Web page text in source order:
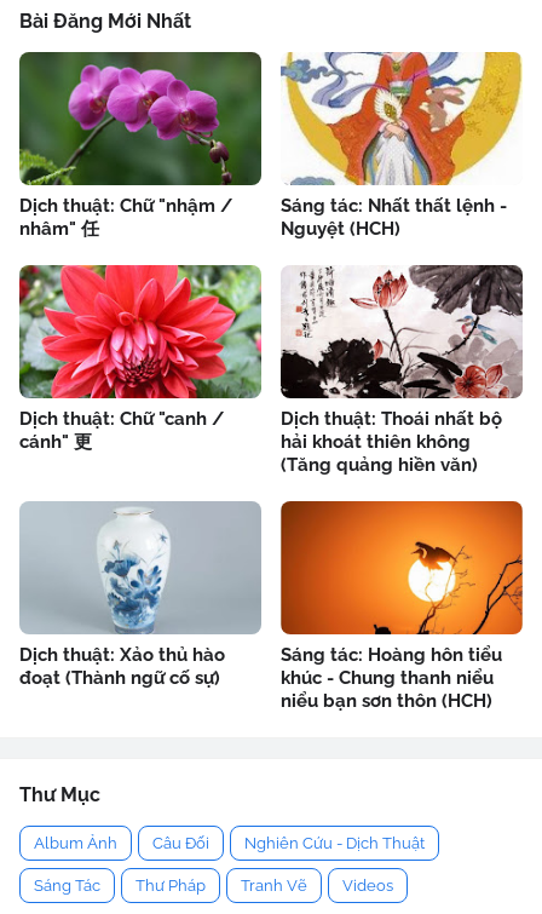
Bài Đăng Mới Nhất
Dịch thuật: Chữ "nhậm /
nhâm" 任
Sáng tác: Nhất thất lệnh -
Nguyệt (HCH)
Dịch thuật: Chữ "canh /
cánh" 更
Dịch thuật: Thoái nhất bộ
hải khoát thiên không
(Tăng quảng hiền văn)
Dịch thuật: Xảo thủ hào
đoạt (Thành ngữ cố sự)
Sáng tác: Hoàng hôn tiểu
khúc - Chung thanh niểu
niểu bạn sơn thôn (HCH)
Thư Mục
Album Ảnh Câu Đối Nghiên Cứu - Dịch Thuật
Sáng Tác Thư Pháp Tranh Vẽ Videos